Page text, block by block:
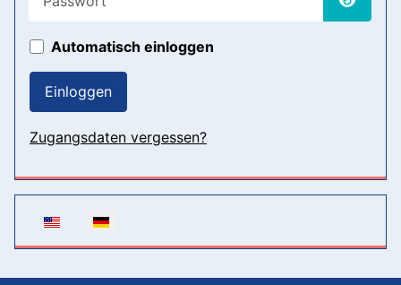
Automatisch einloggen
Einloggen
Zugangsdaten vergessen?
Sprache auswählen